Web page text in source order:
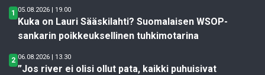
1 05.08.2026 | 19.00
Kuka on Lauri Sääskilahti? Suomalaisen WSOP-
sankarin poikkeuksellinen tuhkimotarina
2 06.08.2026 | 13.30
”Jos river ei olisi ollut pata, kaikki puhuisivat